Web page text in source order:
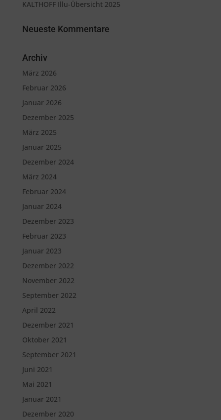
KALTHOFF Illu-Übersicht 2025
Neueste Kommentare
Archiv
März 2026
Februar 2026
Januar 2026
Dezember 2025
März 2025
Januar 2025
Dezember 2024
März 2024
Februar 2024
Januar 2024
Dezember 2023
Februar 2023
Januar 2023
Dezember 2022
November 2022
September 2022
April 2022
Dezember 2021
Oktober 2021
September 2021
Juni 2021
Mai 2021
Januar 2021
Dezember 2020